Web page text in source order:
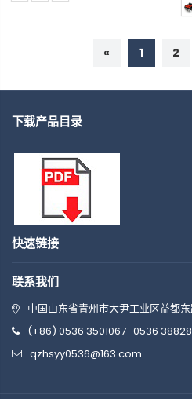
« 1 2
下载产品目录
快速链接
联系我们
中国山东省青州市大尹工业区益都
(+86) 0536 3501067 0536
qzhsyy0536@163.com